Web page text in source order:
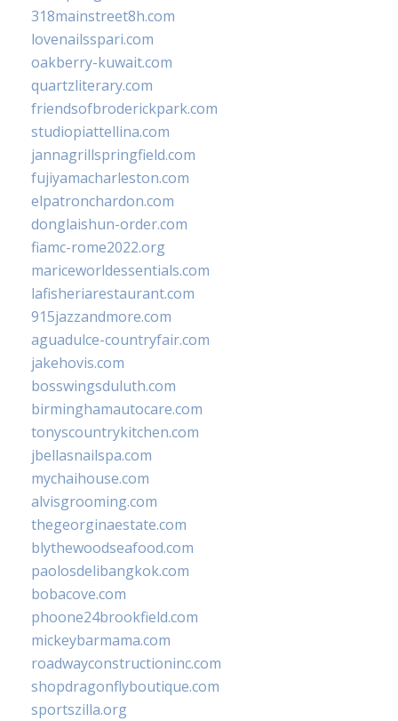
318mainstreet8h.com
lovenailsspari.com
oakberry-kuwait.com
quartzliterary.com
friendsofbroderickpark.com
studiopiattellina.com
jannagrillspringfield.com
fujiyamacharleston.com
elpatronchardon.com
donglaishun-order.com
fiamc-rome2022.org
mariceworldessentials.com
lafisheriarestaurant.com
915jazzandmore.com
aguadulce-countryfair.com
jakehovis.com
bosswingsduluth.com
birminghamautocare.com
tonyscountrykitchen.com
jbellasnailspa.com
mychaihouse.com
alvisgrooming.com
thegeorginaestate.com
blythewoodseafood.com
paolosdelibangkok.com
bobacove.com
phoone24brookfield.com
mickeybarmama.com
roadwayconstructioninc.com
shopdragonflyboutique.com
sportszilla.org